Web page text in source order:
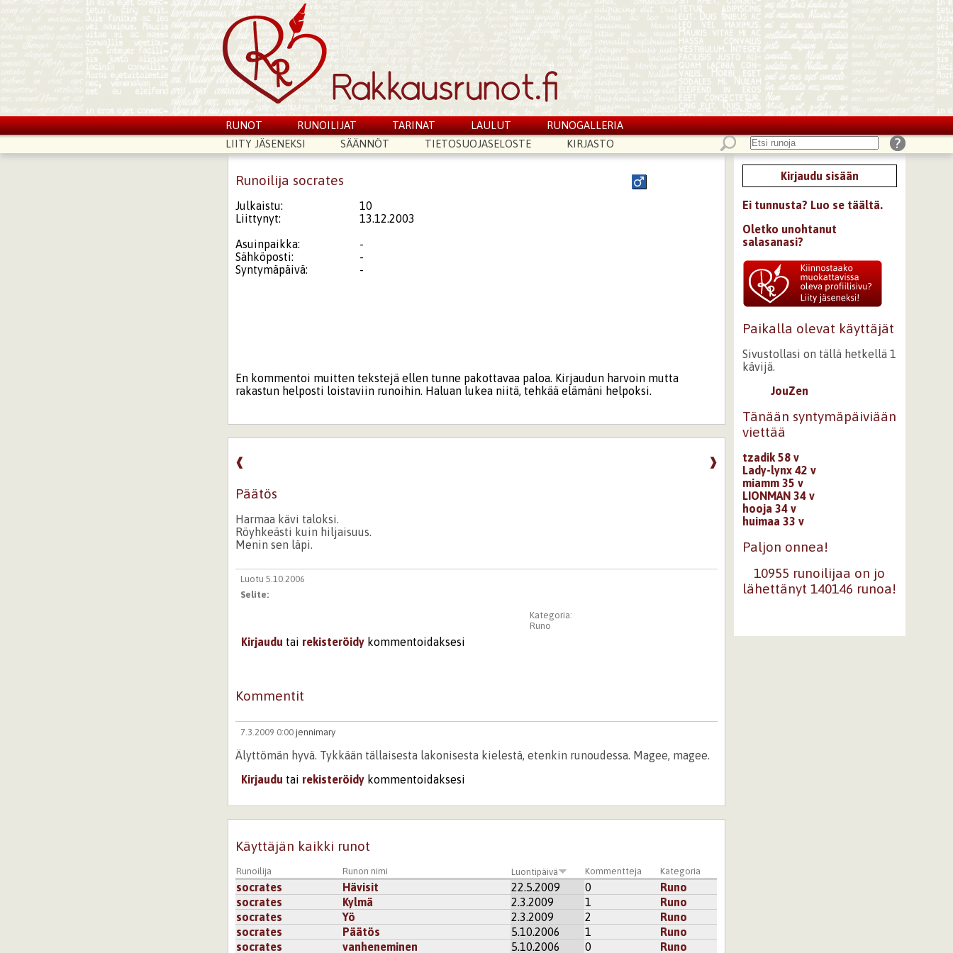
RUNOT RUNOILIJAT TARINAT LAULUT
RUNOGALLERIA
LIITY JÄSENEKSI
SÄÄNNÖT TIETOSUOJASELOSTE KIRJASTO
Runoilija socrates
Julkaistu:
10
Liittynyt:
13.12.2003
Asuinpaikka:
-
Sähköposti:
-
Syntymäpäivä:
-
En kommentoi muitten tekstejä ellen tunne pakottavaa paloa. Kirjaudun harvoin mutta
rakastun helposti loistaviin runoihin. Haluan lukea niitä, tehkää elämäni helpoksi.
❱
❰
Päätös
Harmaa kävi taloksi.
Röyhkeästi kuin hiljaisuus.
Menin sen läpi.
Luotu 5.10.2006
Selite:
Kategoria:
Runo
Kirjaudu tai rekisteröidy kommentoidaksesi
Kommentit
7.3.2009 0:00 jennimary
Älyttömän hyvä. Tykkään tällaisesta lakonisesta kielestä, etenkin runoudessa. Magee, magee.
Kirjaudu tai rekisteröidy kommentoidaksesi
Käyttäjän kaikki runot
Runoilija Runon nimi Luontipäivä Kommentteja Kategoria
socrates Hävisit 22.5.2009 0
Runo
socrates
Kylmä 2.3.2009 1
Runo
socrates
Yö 2.3.2009 2
Runo
socrates
Päätös 5.10.2006 1
Runo
socrates
vanheneminen 5.10.2006 0 Runo
Kirjaudu sisään
Ei tunnusta? Luo se täältä.
Oletko unohtanut
salasanasi?
Paikalla olevat käyttäjät
Sivustollasi on tällä hetkellä 1
kävijä.
JouZen
Tänään syntymäpäiviään
viettää
tzadik 58 v
Lady-lynx 42 v
miamm 35 v
LIONMAN 34 v
hooja 34 v
huimaa 33 v
Paljon onnea!
10955 runoilijaa on jo
lähettänyt 140146 runoa!